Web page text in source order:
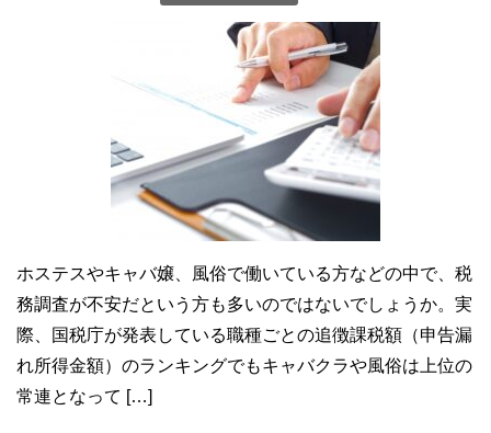
ホステスやキャバ嬢、風俗で働いている方などの中で、税
務調査が不安だという方も多いのではないでしょうか。実
際、国税庁が発表している職種ごとの追徴課税額（申告漏
れ所得金額）のランキングでもキャバクラや風俗は上位の
常連となって […]